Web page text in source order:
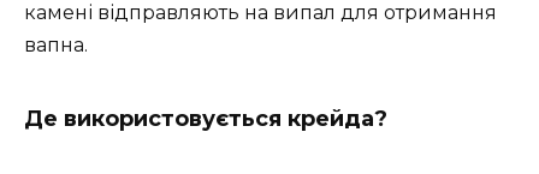
камені відправляють на випал для отримання
вапна.
Де використовується крейда?